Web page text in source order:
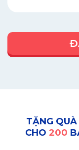
TẶNG
CHO 200